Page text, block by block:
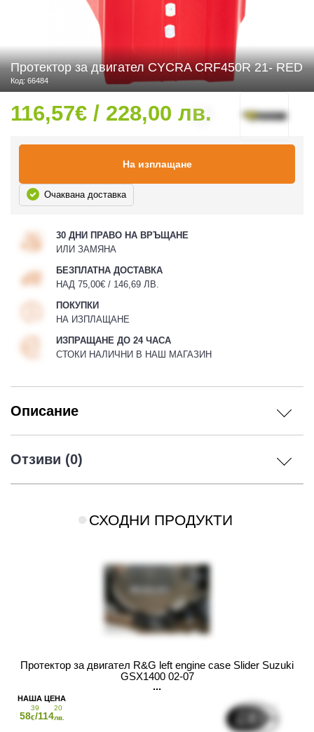
ЕКИПИРОВКА
Протектор за двигател CYCRA CRF450R 21- RED
Код: 66484
116,57€ / 228,00 лв.
На изплащане
Очаквана доставка
30 ДНИ ПРАВО НА ВРЪЩАНЕ
ИЛИ ЗАМЯНА
БЕЗПЛАТНА ДОСТАВКА
НАД 75,00€ / 146,69 ЛВ.
ПОКУПКИ
НА ИЗПЛАЩАНЕ
ИЗПРАЩАНЕ ДО 24 ЧАСА
СТОКИ НАЛИЧНИ В НАШ МАГАЗИН
Описание
Отзиви (0)
СХОДНИ ПРОДУКТИ
Протектор за двигател R&G left engine case Slider Suzuki
GSX1400 02-07
58
39
€/114
20
лв.